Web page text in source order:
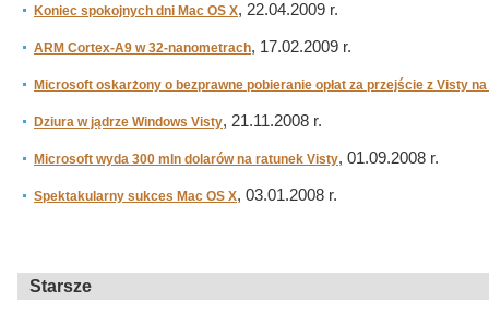
Koniec spokojnych dni Mac OS X, 22.04.2009 r.
ARM Cortex-A9 w 32-nanometrach, 17.02.2009 r.
Microsoft oskarżony o bezprawne pobieranie opłat za przejście z Visty na
Dziura w jądrze Windows Visty, 21.11.2008 r.
Microsoft wyda 300 mln dolarów na ratunek Visty, 01.09.2008 r.
Spektakularny sukces Mac OS X, 03.01.2008 r.
Starsze